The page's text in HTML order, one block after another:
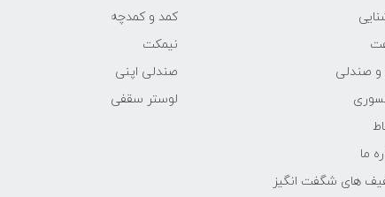
و صندلی
ما
های شگفت انگیز
کمد و کمدچه
نیمکت
صندلی اپنی
لوستر سقفی